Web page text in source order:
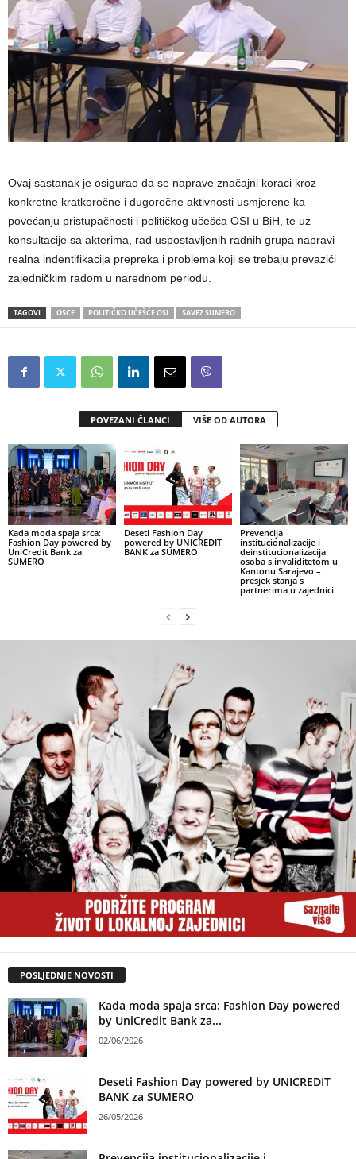
Ovaj sastanak je osigurao da se naprave značajni koraci kroz
konkretne kratkoročne i dugoročne aktivnosti usmjerene ka
povećanju pristupačnosti i političkog učešća OSI u BiH, te uz
konsultacije sa akterima, rad uspostavljenih radnih grupa napravi
realna indentifikacija prepreka i problema koji se trebaju prevazići
zajedničkim radom u narednom periodu.
TAGOVI OSCE POLITIČKO UČEŠĆE OSI SAVEZ SUMERO
POVEZANI ČLANCI VIŠE OD AUTORA
Kada moda spaja srca:
Fashion Day powered by
UniCredit Bank za
SUMERO
Deseti Fashion Day
powered by UNICREDIT
BANK za SUMERO
Prevencija
institucionalizacije i
deinstitucionalizacija
osoba s invaliditetom u
Kantonu Sarajevo –
presjek stanja s
partnerima u zajednici
POSLJEDNJE NOVOSTI
Kada moda spaja srca: Fashion Day powered
by UniCredit Bank za...
02/06/2026
Deseti Fashion Day powered by UNICREDIT
BANK za SUMERO
26/05/2026